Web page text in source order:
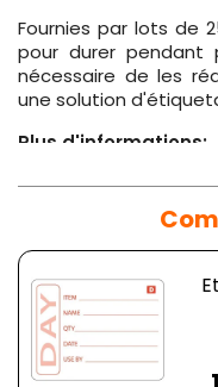
Fournies par lots de
pour durer pendant
nécessaire de les
une solution
Plus d'informations:
Dimensions:H 50 x